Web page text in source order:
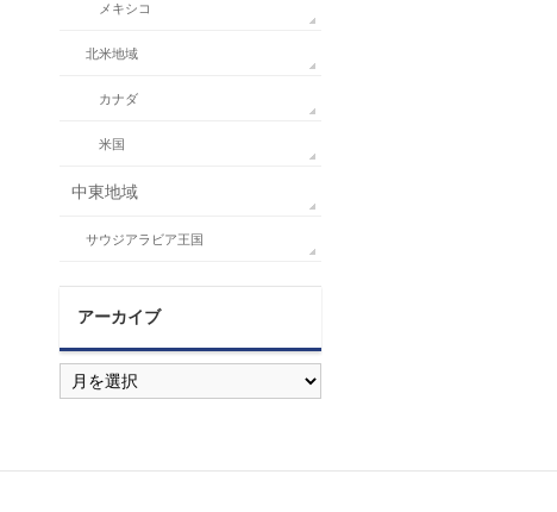
メキシコ
北米地域
カナダ
米国
中東地域
サウジアラビア王国
アーカイブ
ア
ー